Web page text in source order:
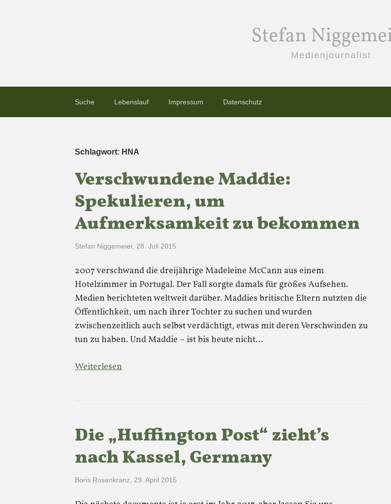
Stefan
Medienjournalist
Suche Lebenslauf Impressum Datenschutz
Schlagwort: HNA
Verschwundene Maddie:
Spekulieren, um
Aufmerksamkeit zu bekommen
Stefan Niggemeier, 28. Juli 2015
2007 verschwand die dreijährige Madeleine McCann aus einem
Hotelzimmer in Portugal. Der Fall sorgte damals für großes Aufsehen.
Medien berichteten weltweit darüber. Maddies britische Eltern nutzten die
Öffentlichkeit, um nach ihrer Tochter zu suchen und wurden
zwischenzeitlich auch selbst verdächtigt, etwas mit deren Verschwinden zu
tun zu haben. Und Maddie – ist bis heute nicht…
Weiterlesen
Die „Huffington Post“ zieht’s
nach Kassel, Germany
Boris Rosenkranz 29. April 2015